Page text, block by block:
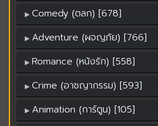
Comedy (ตลก) [678]
Adventure (ผจญภัย) [766]
Romance (หนังรัก) [558]
Crime (อาชญากรรม) [593]
Animation (การ์ตูน) [105]